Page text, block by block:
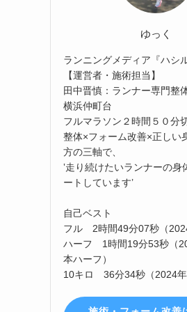
ゆっく
ランニングメディア『ハシ
【運営者・施術担当】
田中晋慎：ランナー専門整
横浜仲町台
フルマラソン２時間５０分
整体×フォーム改善×正しい
方の三軸で、
‛走り続けたいランナーの身
ートしています’
自己ベスト
フル 2時間49分07秒（
ハーフ 1時間19分53秒（
本ハーフ）
10キロ 36分34秒（2024年